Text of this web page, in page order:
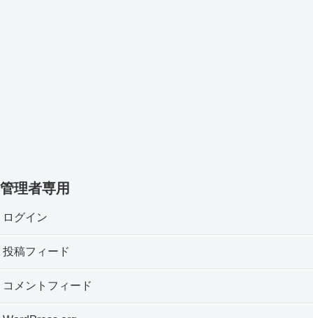
管理者専用
ログイン
投稿フィード
コメントフィード